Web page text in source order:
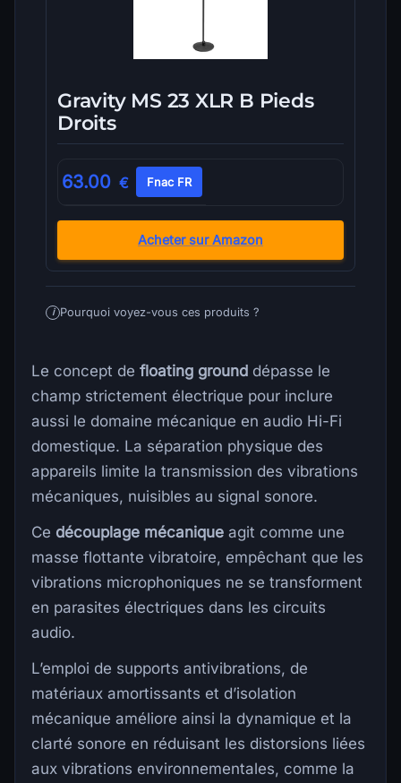
Gravity MS 23 XLR B Pieds
Droits
63.00 € Fnac FR
Acheter sur Amazon
i Pourquoi voyez-vous ces produits ?
Le concept de floating ground dépasse le
champ strictement électrique pour inclure
aussi le domaine mécanique en audio Hi-Fi
domestique. La séparation physique des
appareils limite la transmission des vibrations
mécaniques, nuisibles au signal sonore.
Ce découplage mécanique agit comme une
masse flottante vibratoire, empêchant que les
vibrations microphoniques ne se transforment
en parasites électriques dans les circuits
audio.
L’emploi de supports antivibrations, de
matériaux amortissants et d’isolation
mécanique améliore ainsi la dynamique et la
clarté sonore en réduisant les distorsions liées
aux vibrations environnementales, comme la